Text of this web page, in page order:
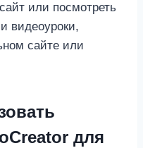
или посмотреть
видеоуроки,
сайте или
для